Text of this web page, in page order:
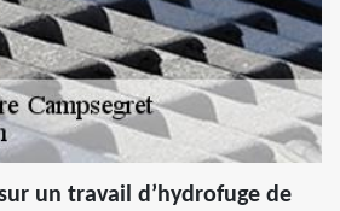
un travail d’hydrofuge de